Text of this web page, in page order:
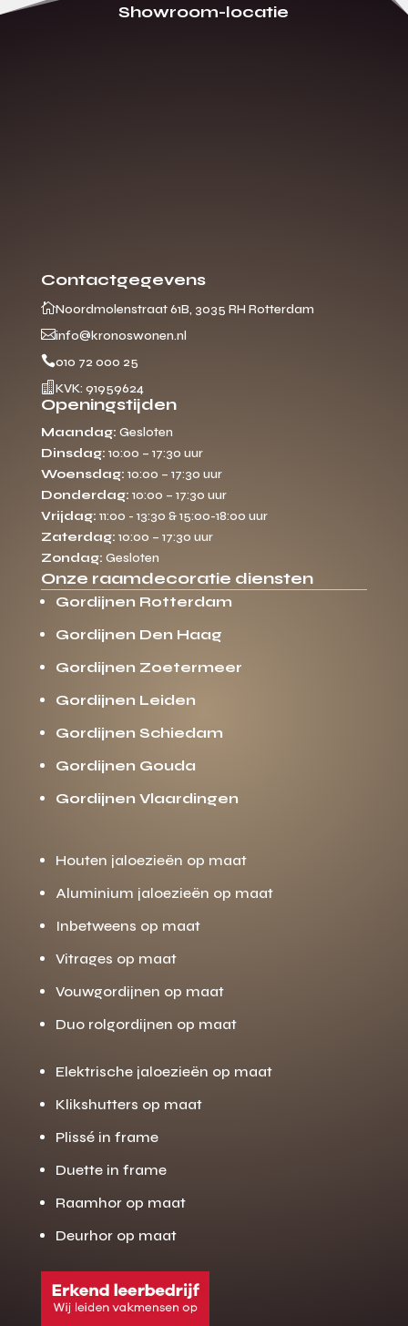
Showroom-locatie
Contactgegevens
Noordmolenstraat 61B, 3035 RH Rotterdam
info@kronoswonen.nl
010 72 000 25
 KVK: 91959624
Openingstijden
Maandag: Gesloten
Dinsdag: 10:00 – 17:30 uur
Woensdag: 10:00 – 17:30 uur
Donderdag: 10:00 – 17:30 uur
Vrijdag: 11:00 - 13:30 & 15:00-18:00 uur
Zaterdag: 10:00 – 17:30 uur
Zondag: Gesloten
Onze raamdecoratie diensten
Gordijnen Rotterdam
Gordijnen Den Haag
Gordijnen Zoetermeer
Gordijnen Leiden
Gordijnen Schiedam
Gordijnen Gouda
Gordijnen Vlaardingen
Houten jaloezieën op maat
Aluminium jaloezieën op maat
Inbetweens op maat
Vitrages op maat
Vouwgordijnen op maat
Duo rolgordijnen op maat
Elektrische jaloezieën op maat
Klikshutters op maat
Plissé in frame
Duette in frame
Raamhor op maat
Deurhor op maat